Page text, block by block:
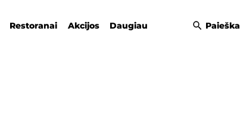
Restoranai Akcijos Daugiau Paieška